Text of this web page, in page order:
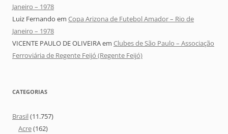
Janeiro – 1978
Luiz Fernando em Copa Arizona de Futebol Amador – Rio de
Janeiro – 1978
VICENTE PAULO DE OLIVEIRAem Clubes de São Paulo – Associação
Ferroviária de Regente Feijó (Regente Feijó)
CATEGORIAS
Brasil(11.757)
Acre(162)